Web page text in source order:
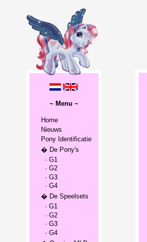
~ Menu ~
Home
Nieuws
Pony Identificatie
� De Pony's
· G1
· G2
· G3
· G4
� De Speelsets
· G1
· G2
· G3
· G4